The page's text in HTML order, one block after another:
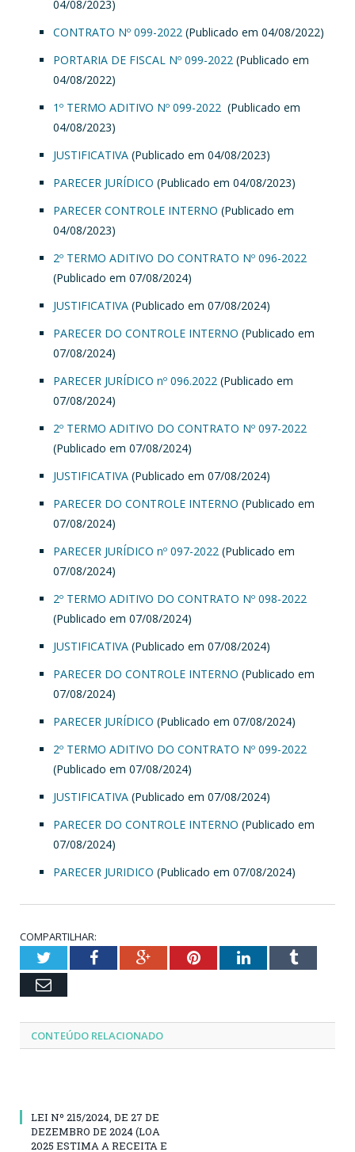
04/08/2023)
CONTRATO Nº 099-2022 (Publicado em 04/08/2022)
PORTARIA DE FISCAL Nº 099-2022 (Publicado em
04/08/2022)
1º TERMO ADITIVO Nº 099-2022 (Publicado em
04/08/2023)
JUSTIFICATIVA (Publicado em 04/08/2023)
PARECER JURÍDICO (Publicado em 04/08/2023)
PARECER CONTROLE INTERNO (Publicado em
04/08/2023)
2º TERMO ADITIVO DO CONTRATO Nº 096-2022
(Publicado em 07/08/2024)
JUSTIFICATIVA (Publicado em 07/08/2024)
PARECER DO CONTROLE INTERNO (Publicado em
07/08/2024)
PARECER JURÍDICO nº 096.2022 (Publicado em
07/08/2024)
2º TERMO ADITIVO DO CONTRATO Nº 097-2022
(Publicado em 07/08/2024)
JUSTIFICATIVA (Publicado em 07/08/2024)
PARECER DO CONTROLE INTERNO (Publicado em
07/08/2024)
PARECER JURÍDICO nº 097-2022 (Publicado em
07/08/2024)
2º TERMO ADITIVO DO CONTRATO Nº 098-2022
(Publicado em 07/08/2024)
JUSTIFICATIVA (Publicado em 07/08/2024)
PARECER DO CONTROLE INTERNO (Publicado em
07/08/2024)
PARECER JURÍDICO (Publicado em 07/08/2024)
2º TERMO ADITIVO DO CONTRATO Nº 099-2022
(Publicado em 07/08/2024)
JUSTIFICATIVA (Publicado em 07/08/2024)
PARECER DO CONTROLE INTERNO (Publicado em
07/08/2024)
PARECER JURIDICO (Publicado em 07/08/2024)
COMPARTILHAR:
TwitterFacebookGoogle+PinterestLinkedInTumblr
Email
CONTEÚDO RELACIONADO
LEI Nº 215/2024, DE 27 DE
DEZEMBRO DE 2024 (LOA
2025 ESTIMA A RECEITA E